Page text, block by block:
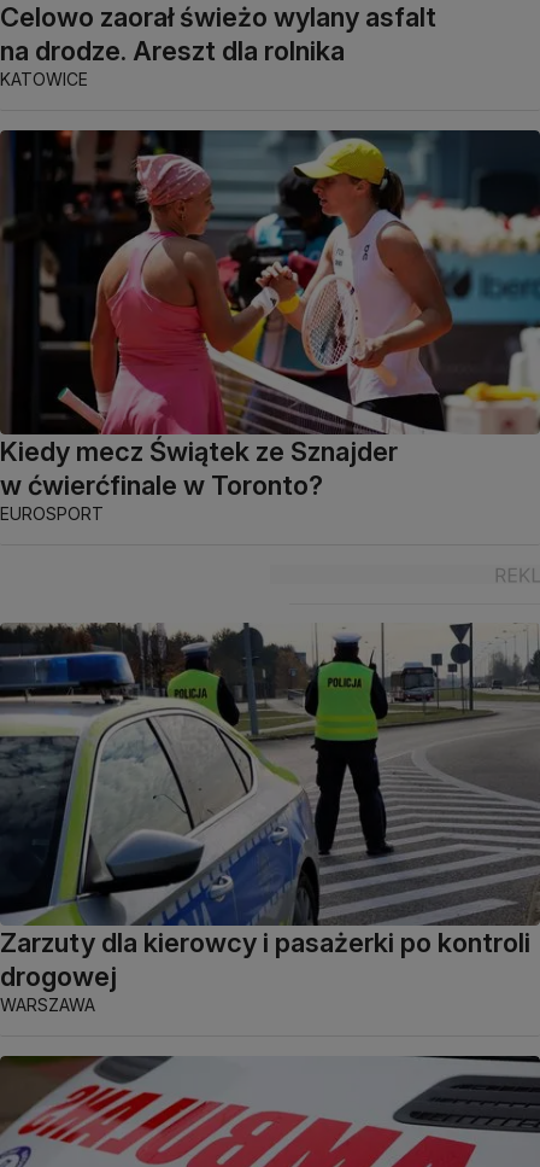
Celowo zaorał świeżo wylany asfalt
na drodze. Areszt dla rolnika
KATOWICE
Kiedy mecz Świątek ze Sznajder
w ćwierćfinale w Toronto?
EUROSPORT
Zarzuty dla kierowcy i pasażerki po kontroli
drogowej
WARSZAWA